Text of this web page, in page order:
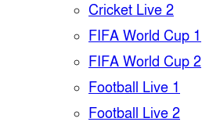
Cricket Live 2
FIFA World Cup 1
FIFA World Cup 2
Football Live 1
Football Live 2